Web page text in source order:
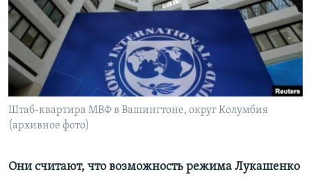
Learning English
СОЦИАЛЬНЫЕ СЕТИ
Языки
Штаб-квартира МВФ в Вашингтоне, округ Колумбия
(архивное фото)
Они считают, что возможность режима Лукашенко